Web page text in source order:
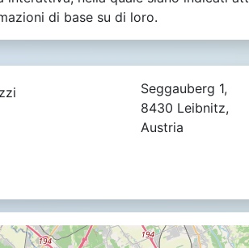
di base su di loro.
Seggauberg 1,
8430 Leibnitz,
Austria